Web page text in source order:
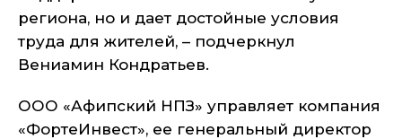
региона, но и дает достойные условия
труда для жителей, – подчеркнул
Вениамин Кондратьев.
ООО «Афипский НПЗ» управляет компания
«ФортеИнвест», ее генеральный директор